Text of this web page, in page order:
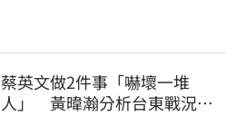
蔡英文做2件事「嚇壞一堆
人」 黃暐瀚分析台東戰況：